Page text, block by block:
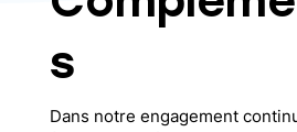
s
Dans notre engagement